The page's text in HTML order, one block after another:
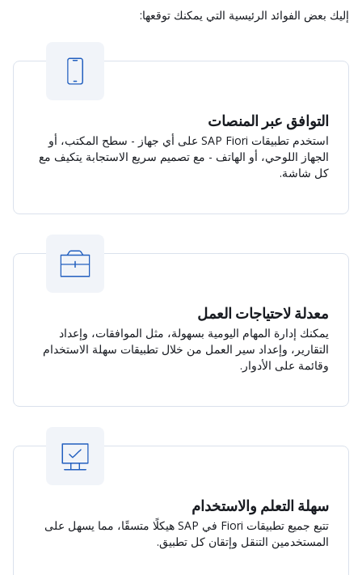
إليك بعض الفوائد الرئيسية التي يمكنك توقعها:
التوافق عبر المنصات
استخدم تطبيقات SAP Fiori على أي جهاز - سطح المكتب، أو
الجهاز اللوحي، أو الهاتف - مع تصميم سريع الاستجابة يتكيف مع
كل شاشة.
معدلة لاحتياجات العمل
يمكنك إدارة المهام اليومية بسهولة، مثل الموافقات، وإعداد
التقارير، وإعداد سير العمل من خلال تطبيقات سهلة الاستخدام
وقائمة على الأدوار.
سهلة التعلم والاستخدام
تتبع جميع تطبيقات Fiori في SAP هيكلًا متسقًا، مما يسهل على
المستخدمين التنقل وإتقان كل تطبيق.